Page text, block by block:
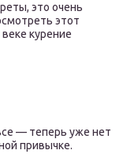
это очень
этот
курение
— теперь уже нет
привычке.